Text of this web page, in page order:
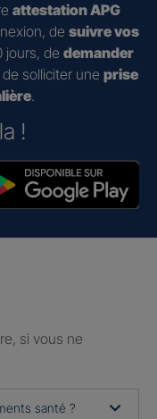
attestation APG
de suivre vos
de demander
solliciter une prise
.
!
si vous ne
santé ?